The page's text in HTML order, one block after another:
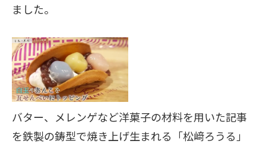
ました。
バター、メレンゲなど洋菓子の材料を用いた記事
を鉄製の鋳型で焼き上げ生まれる「松﨑ろうる」